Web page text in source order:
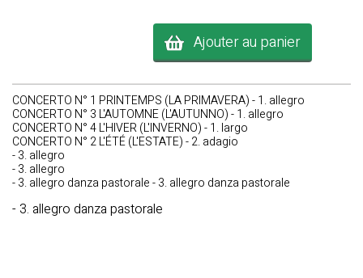
Ajouter au panier
CONCERTO N° 1 PRINTEMPS (LA PRIMAVERA) - 1. allegro
CONCERTO N° 3 L'AUTOMNE (L'AUTUNNO) - 1. allegro
CONCERTO N° 4 L'HIVER (L'INVERNO) - 1. largo
CONCERTO N° 2 L'ÉTÉ (L'ESTATE) - 2. adagio
- 3. allegro
- 3. allegro
- 3. allegro danza pastorale - 3. allegro danza pastorale
- 3. allegro danza pastorale